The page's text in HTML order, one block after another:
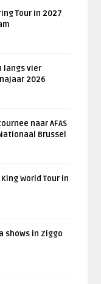
Tour in 2027
langs vier
2026
naar AFAS
Brussel
World Tour in
shows in Ziggo